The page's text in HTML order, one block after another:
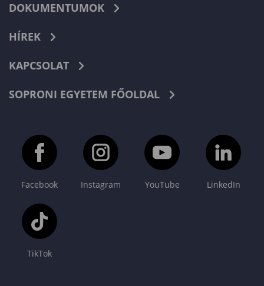
DOKUMENTUMOK
HÍREK
KAPCSOLAT
SOPRONI EGYETEM FŐOLDAL
Facebook Instagram YouTube LinkedIn
TikTok